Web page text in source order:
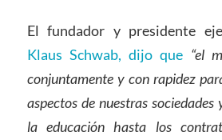
El fundador y presidente
Klaus Schwab, dijo que “el
conjuntamente y con rapidez
aspectos de nuestras sociedades
la educación hasta los